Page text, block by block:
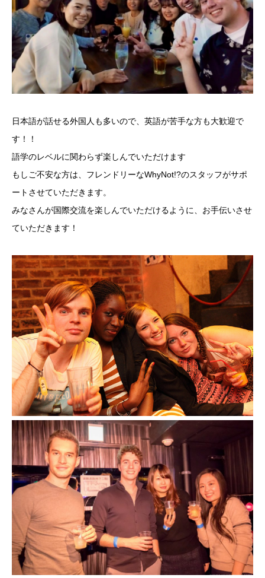
日本語が話せる外国人も多いので、英語が苦手な方も大歓迎で
す！！
語学のレベルに関わらず楽しんでいただけます
もしご不安な方は、フレンドリーなWhyNot!?のスタッフがサポ
ートさせていただきます。
みなさんが国際交流を楽しんでいただけるように、お手伝いさせ
ていただきます！